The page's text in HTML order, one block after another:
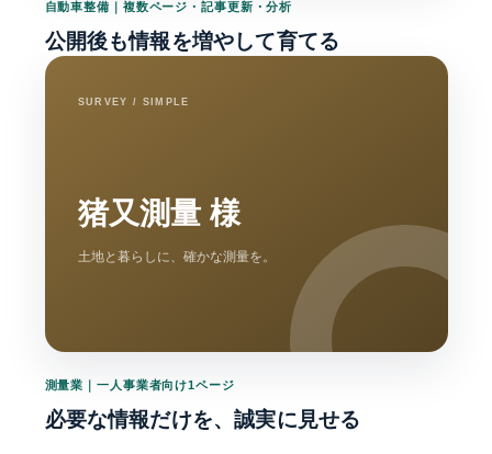
自動車整備｜複数ページ・記事更新・分析
公開後も情報を増やして育てる
SURVEY / SIMPLE
猪又測量 様
土地と暮らしに、確かな測量を。
測量業｜一人事業者向け1ページ
必要な情報だけを、誠実に見せる